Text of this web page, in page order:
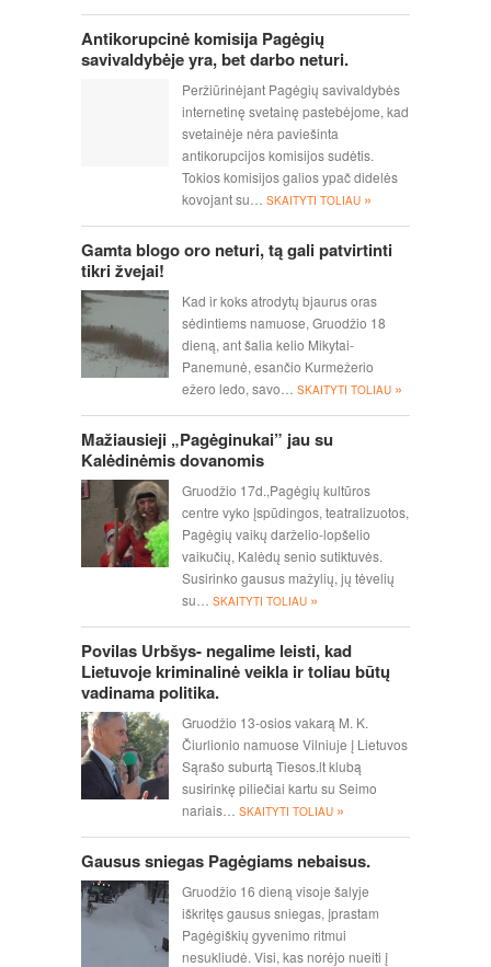
Antikorupcinė komisija Pagėgių
savivaldybėje yra, bet darbo neturi.
Peržiūrinėjant Pagėgių savivaldybės
internetinę svetainę pastebėjome, kad
svetainėje nėra paviešinta
antikorupcijos komisijos sudėtis.
Tokios komisijos galios ypač didelės
kovojant su…
SKAITYTI TOLIAU »
Gamta blogo oro neturi, tą gali patvirtinti
tikri žvejai!
Kad ir koks atrodytų bjaurus oras
sėdintiems namuose, Gruodžio 18
dieną, ant šalia kelio Mikytai-
Panemunė, esančio Kurmežerio
ežero ledo, savo…
SKAITYTI TOLIAU »
Mažiausieji „Pagėginukai” jau su
Kalėdinėmis dovanomis
Gruodžio 17d.,Pagėgių kultūros
centre vyko įspūdingos, teatralizuotos,
Pagėgių vaikų darželio-lopšelio
vaikučių, Kalėdų senio sutiktuvės.
Susirinko gausus mažylių, jų tėvelių
su…
SKAITYTI TOLIAU »
Povilas Urbšys- negalime leisti, kad
Lietuvoje kriminalinė veikla ir toliau būtų
vadinama politika.
Gruodžio 13-osios vakarą M. K.
Čiurlionio namuose Vilniuje į Lietuvos
Sąrašo suburtą Tiesos.lt klubą
susirinkę piliečiai kartu su Seimo
nariais…
SKAITYTI TOLIAU »
Gausus sniegas Pagėgiams nebaisus.
Gruodžio 16 dieną visoje šalyje
iškritęs gausus sniegas, įprastam
Pagėgiškių gyvenimo ritmui
nesukliudė. Visi, kas norėjo nueiti į